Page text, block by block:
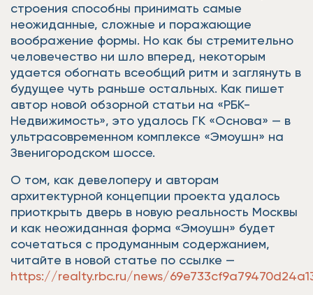
строения способны принимать самые
неожиданные, сложные и поражающие
воображение формы. Но как бы стремительно
человечество ни шло вперед, некоторым
удается обогнать всеобщий ритм и заглянуть в
будущее чуть раньше остальных. Как пишет
автор новой обзорной статьи на «РБК-
Недвижимость», это удалось ГК «Основа» — в
ультрасовременном комплексе «Эмоушн» на
Звенигородском шоссе.
О том, как девелоперу и авторам
архитектурной концепции проекта удалось
приоткрыть дверь в новую реальность Москвы
и как неожиданная форма «Эмоушн» будет
сочетаться с продуманным содержанием,
читайте в новой статье по ссылке —
https://realty.rbc.ru/news/